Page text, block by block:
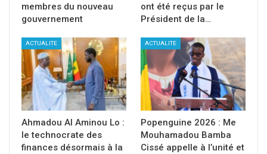
membres du nouveau
gouvernement
ont été reçus par le
Président de la…
ACTUALITE
Ahmadou Al Aminou Lo :
le technocrate des
finances désormais à la
ACTUALITE
Popenguine 2026 : Me
Mouhamadou Bamba
Cissé appelle à l’unité et